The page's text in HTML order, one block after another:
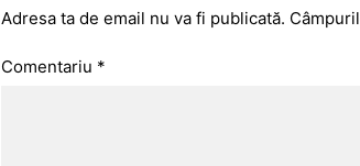
Adresa ta de email nu va fi publicată.
Comentariu *